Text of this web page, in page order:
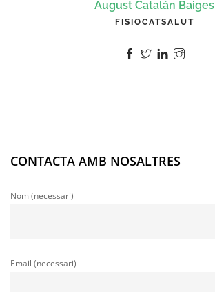
August Catalán Baiges
FISIOCATSALUT
CONTACTA AMB NOSALTRES
Nom (necessari)
Email (necessari)